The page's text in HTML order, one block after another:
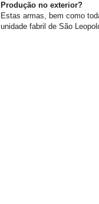
Produção no exterior?
Estas armas, bem como
unidade fabril de São